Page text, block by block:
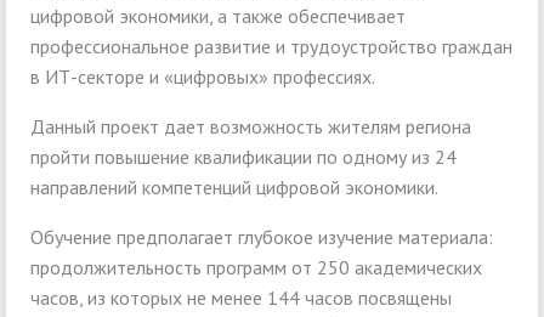
цифровой экономики, а также обеспечивает
профессиональное развитие и трудоустройство граждан
в ИТ-секторе и «цифровых» профессиях.
Данный проект дает возможность жителям региона
пройти повышение квалификации по одному из 24
направлений компетенций цифровой экономики.
Обучение предполагает глубокое изучение материала:
продолжительность программ от 250 академических
часов, из которых не менее 144 часов посвящены